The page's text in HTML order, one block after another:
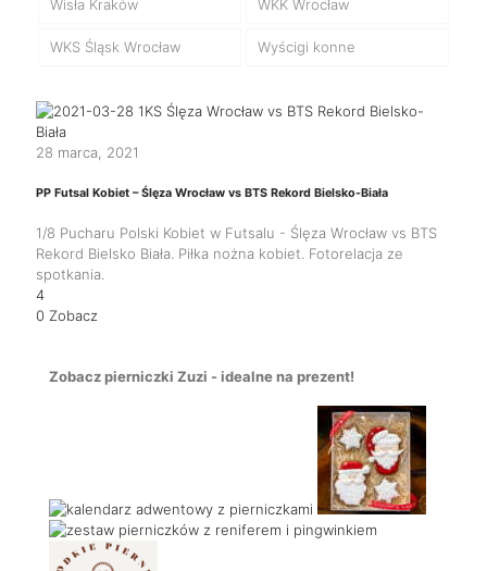
Wisła Kraków WKK Wrocław
WKS Śląsk Wrocław Wyścigi konne
28 marca, 2021
PP Futsal Kobiet – Ślęza Wrocław vs BTS Rekord Bielsko-Biała
1/8 Pucharu Polski Kobiet w Futsalu - Ślęza Wrocław vs BTS
Rekord Bielsko Biała. Piłka nożna kobiet. Fotorelacja ze
spotkania.
4
0 Zobacz
Zobacz pierniczki Zuzi - idealne na prezent!